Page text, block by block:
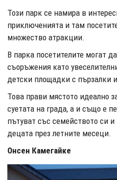
Този парк се намира в
приключенията и там
множество атракции.
В парка посетителите могат
съоръжения като
детски площадки с пързалки
Това прави мястото идеално
суетата на града, а и също е
пътуват със семейството си
децата през летните месеци.
Онсен Камегайке